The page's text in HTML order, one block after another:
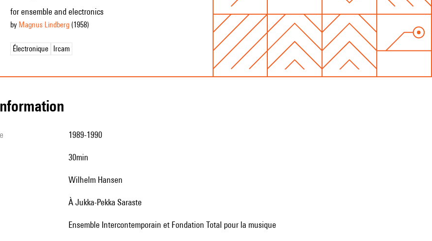
for ensemble and electronics
by Magnus Lindberg(1958)
Électronique Ircam
1989-1990
30min
Wilhelm Hansen
à Jukka-Pekka Saraste
Ensemble Intercontemporain et Fondation Total pour la musique